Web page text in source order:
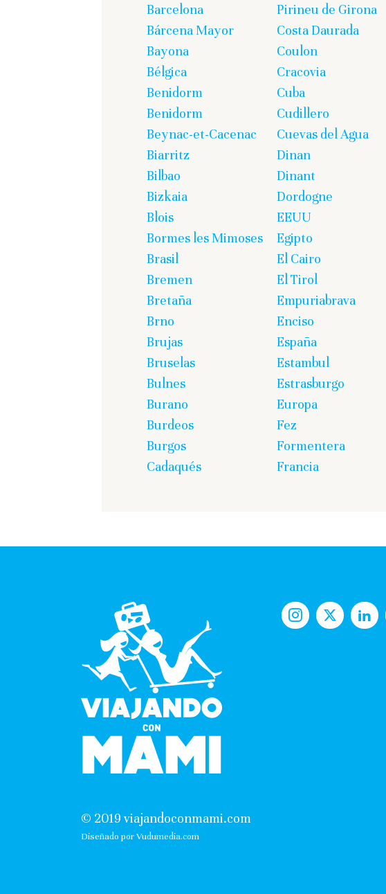
Barcelona
Bárcena Mayor
Bayona
Bélgica
Benidorm
Benidorm
Beynac-et-Cacenac
Biarritz
Bilbao
Bizkaia
Blois
Bormes les Mimoses
Brasil
Bremen
Bretaña
Brno
Brujas
Bruselas
Bulnes
Burano
Burdeos
Burgos
Cadaqués
Pirineu de Girona
Costa Daurada
Coulon
Cracovia
Cuba
Cudillero
Cuevas del Agua
Dinan
Dinant
Dordogne
EEUU
Egipto
El Cairo
El Tirol
Empuriabrava
Enciso
España
Estambul
Estrasburgo
Europa
Fez
Formentera
Francia
© 2019 viajandoconmami.com
Diseñado por Vudumedia.com